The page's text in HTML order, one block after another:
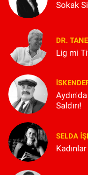
Sokak
DR.
Lig mi
Saldırı!
SELDA